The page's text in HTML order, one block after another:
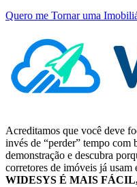
Quero me Tornar uma
Acreditamos que você deve
invés de “perder” tempo com
demonstração e descubra
corretores de imóveis já usam
WIDESYS É MAIS